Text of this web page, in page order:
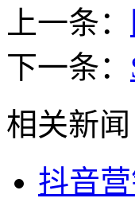
上一条：
下一条：
相关新闻
抖音